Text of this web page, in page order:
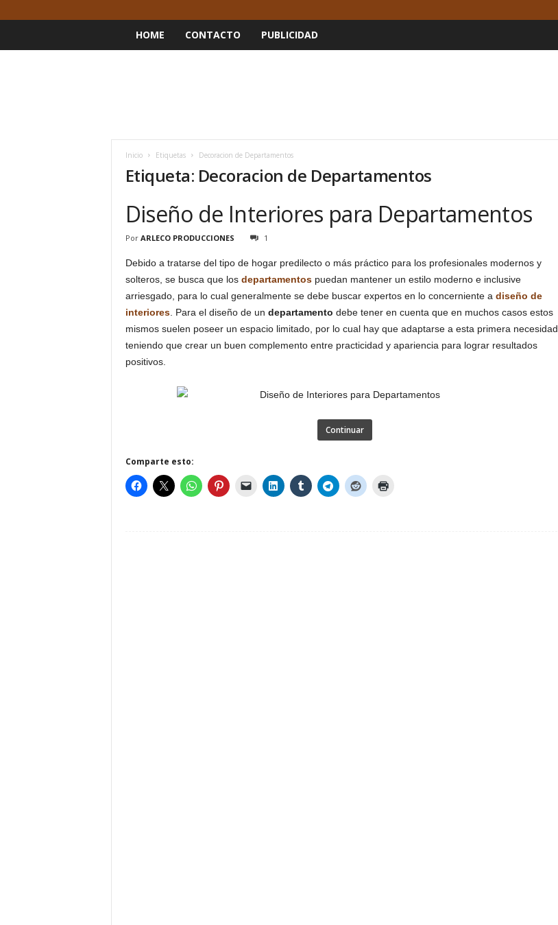
HOME CONTACTO PUBLICIDAD
Inicio Etiquetas Decoracion de Departamentos
Etiqueta: Decoracion de Departamentos
Diseño de Interiores para Departamentos
Por ARLECO PRODUCCIONES 1
Debido a tratarse del tipo de hogar predilecto o más práctico para los profesionales modernos y
solteros, se busca que los departamentospuedan mantener un estilo moderno e inclusive
arriesgado, para lo cual generalmente se debe buscar expertos en lo concerniente a diseño de
interiores. Para el diseño de un departamento debe tener en cuenta que en muchos casos estos
mismos suelen poseer un espacio limitado, por lo cual hay que adaptarse a esta primera necesidad,
teniendo que crear un buen complemento entre practicidad y apariencia para lograr resultados
positivos.
Continuar
Comparte esto: